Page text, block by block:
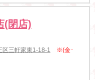
(閉店)
区三軒家東1-18-1
※(金･